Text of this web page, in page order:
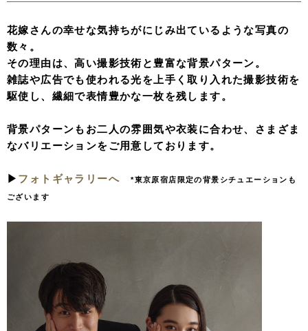
花嫁さんの幸せな気持ちがにじみ出ているような写真の
数々。
その理由は、高い撮影技術と豊富な背景パターン。
雑誌や広告でも使われる光を上手く取り入れた撮影技術を
駆使し、繊細で表情豊かな一枚を残します。
背景パターンもお二人の雰囲気や衣装に合わせ、さまざま
なバリエーションをご用意しております。
▶︎ フォトギャラリーへ *東京原宿店限定の背景シチュエーションも
ございます